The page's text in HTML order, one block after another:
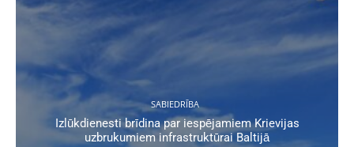
SABIEDRĪBA
Izlūkdienesti brīdina par iespējamiem Krievijas
uzbrukumiem infrastruktūrai Baltijā